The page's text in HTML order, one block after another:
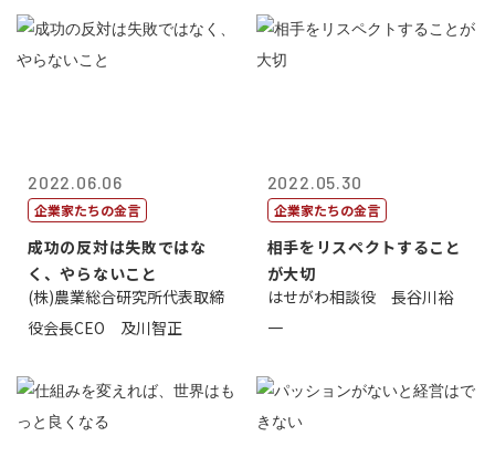
2022.06.06
企業家たちの金言
成功の反対は失敗ではな
く、やらないこと
(株)農業総合研究所代表取締
役会長CEO 及川智正
2022.05.30
企業家たちの金言
相手をリスペクトすること
が大切
はせがわ相談役 長谷川裕
一